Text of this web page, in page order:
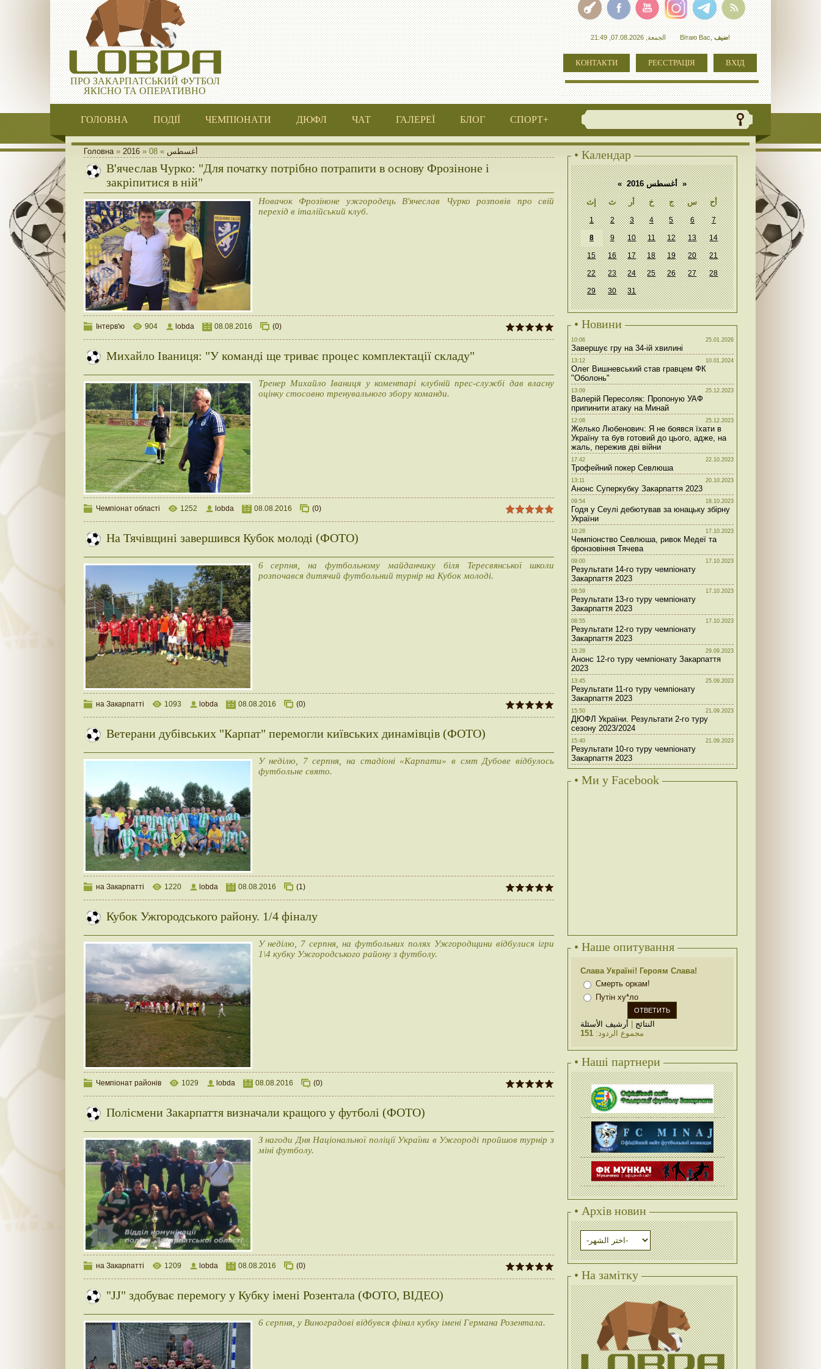
ПРО ЗАКАРПАТСЬКИЙ ФУТБОЛ
ЯКІСНО ТА ОПЕРАТИВНО
الجمعة, 07.08.2026, 21:49 Вітаю Вас,ضيف!
КОНТАКТИ РЕЄСТРАЦІЯ ВХІД
ГОЛОВНА ПОДІЇ ЧЕМПІОНАТИ ДЮФЛ ЧАТ ГАЛЕРЕЇ БЛОГ СПОРТ+
Головна» 2016 » أغسطس »
08
В'ячеслав Чурко: "Для початку потрібно потрапити в основу Фрозіноне і
закріпитися в ній"
Новачок Фрозіноне ужгородець В'ячеслав Чурко розповів про свій
перехід в італійський клуб.
Інтерв'ю 904 lobda 08.08.2016 (0)
Михайло Іваниця: "У команді ще триває процес комплектації складу"
Тренер Михайло Іваниця у коментарі клубній прес-службі дав власну
оцінку стосовно тренувального збору команди.
Чемпіонат області 1252 lobda 08.08.2016 (0)
На Тячівщині завершився Кубок молоді (ФОТО)
6 серпня, на футбольному майданчику біля Тересвянської школи
розпочався дитячий футбольний турнір на Кубок молоді.
на Закарпатті 1093 lobda 08.08.2016 (0)
Ветерани дубівських "Карпат" перемогли київських динамівців (ФОТО)
У неділю, 7 серпня, на стадіоні «Карпати» в смт Дубове відбулось
футбольне свято.
на Закарпатті 1220 lobda 08.08.2016 (1)
Кубок Ужгородського району. 1/4 фіналу
У неділю, 7 серпня, на футбольних полях Ужгородщини відбулися ігри
1\4 кубку Ужгородського району з футболу.
Чемпіонат районів 1029 lobda 08.08.2016 (0)
Полісмени Закарпаття визначали кращого у футболі (ФОТО)
З нагоди Дня Національної поліції України в Ужгороді пройшов турнір з
міні футболу.
на Закарпатті 1209 lobda 08.08.2016 (0)
"JJ" здобуває перемогу у Кубку імені Розентала (ФОТО, ВІДЕО)
6 серпня, у Виноградові відбувся фінал кубку імені Германа Розентала.
• Календар
« أغسطس 2016 »
إث
ث أر خ ج س أح
1 2 3 4 5 6 7
8 9 10 11 12 13 14
15 16 17 18 19 20 21
22 23 24 25 26 27 28
29 30 31
• Новини
10:06 25.01.2026
Завершує гру на 34-ій хвилині
13:12 10.01.2024
Олег Вишневський став гравцем ФК
"Оболонь"
13:09 25.12.2023
Валерій Пересоляк: Пропоную УАФ
припинити атаку на Минай
12:08 25.12.2023
Желько Любенович: Я не боявся їхати в
Україну та був готовий до цього, адже, на
жаль, пережив дві війни
17:42 22.10.2023
Трофейний покер Севлюша
13:11 20.10.2023
Анонс Суперкубку Закарпаття 2023
09:54 18.10.2023
Годя у Сеулі дебютував за юнацьку збірну
України
10:28 17.10.2023
Чемпіонство Севлюша, ривок Медеї та
бронзовіння Тячева
09:00 17.10.2023
Результати 14-го туру чемпіонату
Закарпаття 2023
08:59 17.10.2023
Результати 13-го туру чемпіонату
Закарпаття 2023
08:55 17.10.2023
Результати 12-го туру чемпіонату
Закарпаття 2023
15:28 29.09.2023
Анонс 12-го туру чемпіонату Закарпаття
2023
13:45 25.09.2023
Результати 11-го туру чемпіонату
Закарпаття 2023
15:50 21.09.2023
ДЮФЛ України. Результати 2-го туру
сезону 2023/2024
15:40 21.09.2023
Результати 10-го туру чемпіонату
Закарпаття 2023
• Ми у Facebook
• Наше опитування
Слава Україні! Героям Слава!
Смерть оркам!
Путін ху*ло
النتائج
أرشيف الأسئلة
مجموع الردود:151
• Наші партнери
• Архів новин
• На замітку